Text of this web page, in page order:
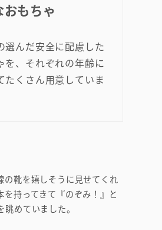
おもちゃ
選んだ安全に配慮した
を、それぞれの年齢に
たくさん用意していま
の靴を嬉しそうに見せてくれ
持ってきて『のぞみ！』と
めていました。